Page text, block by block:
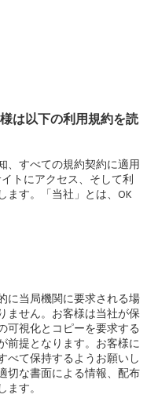
は以下の利用規約を読
、すべての規約契約に適用
トにアクセス、そして利
ます。「当社」とは、OK
に当局機関に要求される場
ません。お客様は当社が保
可視化とコピーを要求する
前提となります。お客様に
べて保持するようお願いし
切な書面による情報、配布
す。